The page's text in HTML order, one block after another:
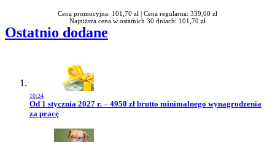
Cena promocyjna: 101,70 zł | Cena regularna: 339,00 zł
Najniższa cena w ostatnich 30 dniach: 101,70 zł
Ostatnio dodane
10:24
Przejdź do artykułu:
Od 1 stycznia 2027 r. – 4950 zł brutto minimalnego wynagrodzenia
za pracę